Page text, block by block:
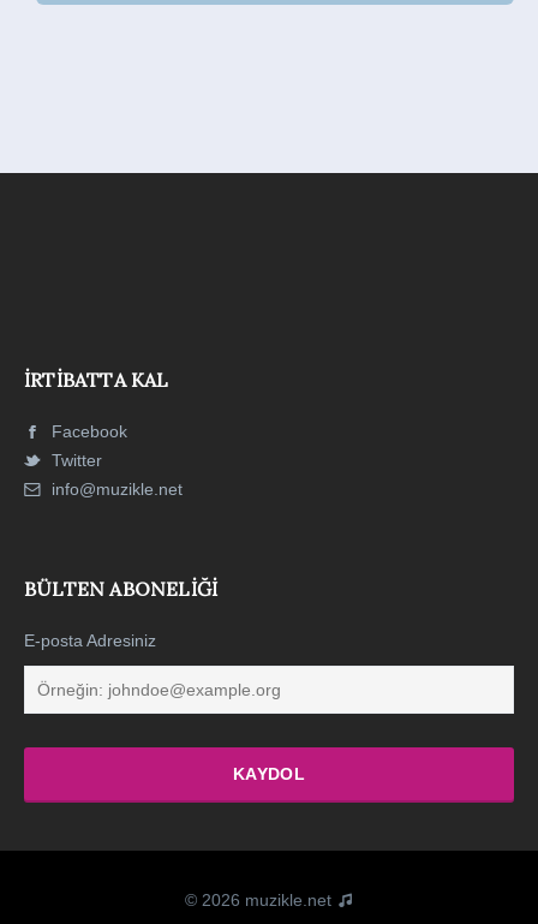
İRTIBATTA KAL
Facebook
Twitter
info@muzikle.net
BÜLTEN ABONELIĞI
E-posta Adresiniz
© 2026 muzikle.net